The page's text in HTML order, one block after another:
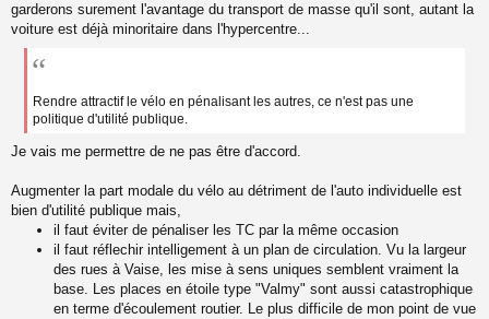
garderons surement l'avantage du transport de masse qu'il sont, autant la
voiture est déjà minoritaire dans l'hypercentre...
Rendre attractif le vélo en pénalisant les autres, ce n'est pas une
politique d'utilité publique.
Je vais me permettre de ne pas être d'accord.
Augmenter la part modale du vélo au détriment de l'auto individuelle est
bien d'utilité publique mais,
il faut éviter de pénaliser les TC par la même occasion
il faut réflechir intelligement à un plan de circulation. Vu la largeur
des rues à Vaise, les mise à sens uniques semblent vraiment la
base. Les places en étoile type "Valmy" sont aussi catastrophique
en terme d'écoulement routier. Le plus difficile de mon point de vue